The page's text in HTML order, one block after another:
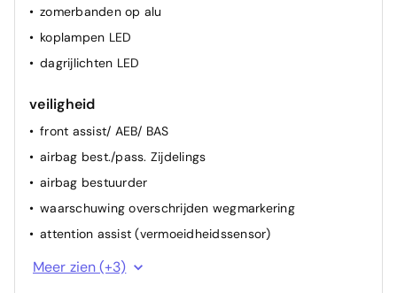
zomerbanden op alu
koplampen LED
dagrijlichten LED
veiligheid
front assist/ AEB/ BAS
airbag best./pass. Zijdelings
airbag bestuurder
waarschuwing overschrijden wegmarkering
attention assist (vermoeidheidssensor)
ESP
Meer zien (+3)